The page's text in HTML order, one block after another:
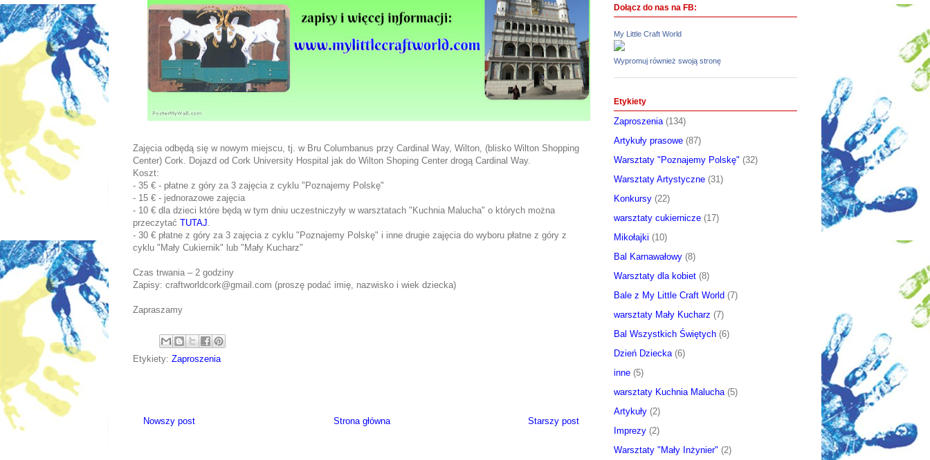
Zajęcia odbędą się w nowym miejscu, tj. w Bru Columbanus przy Cardinal Way, Wilton, (blisko Wilton Shopping
Center) Cork. Dojazd od Cork University Hospital jak do Wilton Shoping Center drogą Cardinal Way.
Koszt:
- 35 € - płatne z góry za 3 zajęcia z cyklu "Poznajemy Polskę"
- 15 € - jednorazowe zajęcia
- 10 € dla dzieci które będą w tym dniu uczestniczyły w warsztatach "Kuchnia Malucha" o których można
przeczytać TUTAJ.
- 30 € płatne z góry za 3 zajęcia z cyklu "Poznajemy Polskę" i inne drugie zajęcia do wyboru płatne z góry z
cyklu "Mały Cukiernik" lub "Mały Kucharz"
Czas trwania – 2 godziny
Zapisy: craftworldcork@gmail.com (proszę podać imię, nazwisko i wiek dziecka)
Zapraszamy
Etykiety: Zaproszenia
Nowszy post Starszy post
Strona główna
Dołącz do nas na FB:
My Little Craft World
Wypromuj również swoją stronę
Etykiety
Zaproszenia (134)
Artykuły prasowe (87)
Warsztaty "Poznajemy Polskę" (32)
Warsztaty Artystyczne (31)
Konkursy (22)
warsztaty cukiernicze (17)
Mikołajki (10)
Bal Karnawałowy (8)
Warsztaty dla kobiet (8)
Bale z My Little Craft World (7)
warsztaty Mały Kucharz (7)
Bal Wszystkich Świętych (6)
Dzień Dziecka (6)
inne (5)
warsztaty Kuchnia Malucha (5)
Artykuły (2)
Imprezy (2)
Warsztaty "Mały Inżynier" (2)